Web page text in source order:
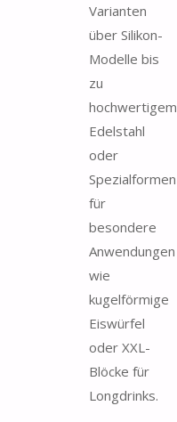
Varianten
über Silikon-
Modelle bis
zu
hochwertigem
Edelstahl
oder
Spezialformen
für
besondere
Anwendungen
wie
kugelförmige
Eiswürfel
oder XXL-
Blöcke für
Longdrinks.